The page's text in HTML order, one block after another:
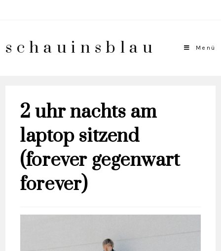
schauinsblau Menü
2 uhr nachts am
laptop sitzend
(forever gegenwart
forever)